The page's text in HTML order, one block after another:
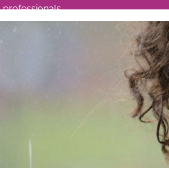
professionals